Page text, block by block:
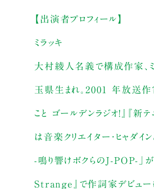
【出演者プロフィール】
ミラッキ
大村綾人名義で構成作家、
玉県生まれ。2001 年放送作
こと ゴールデンラジオ!』『新
は音楽クリエイター・ヒャダ
-鳴り響けボクらのJ-POP-
Strange』で作詞家デビュー